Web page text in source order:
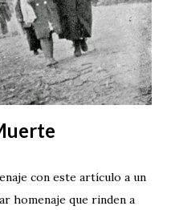
con este artículo a un
homenaje que rinden a